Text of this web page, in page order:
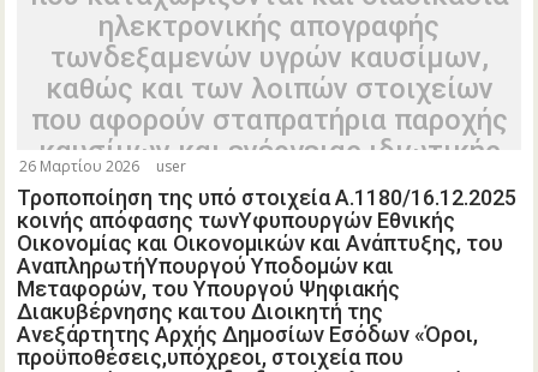
ηλεκτρονικής απογραφής
τωνδεξαμενών υγρών καυσίμων,
καθώς και των λοιπών στοιχείων
που αφορούν σταπρατήρια παροχής
καυσίμων και ενέργειας ιδιωτικής
χρήσης της παρ. 7 του άρθρου114
του ν. 4070/2012, στο Μητρώο
Δεξαμενών Πρατηρίων Παροχής
Καυσίμων καιΕνέργειας Ιδιωτικής
Χρήσης, καθώς και το ακριβές
χρονοδιάγραμμα εφαρμογής και
26 Μαρτίου 2026 user
Τροποποίηση της υπό στοιχεία Α.1180/16.12.2025
κοινής απόφασης τωνΥφυπουργών Εθνικής
Οικονομίας και Οικονομικών και Ανάπτυξης, του
ΑναπληρωτήΥπουργού Υποδομών και
Μεταφορών, του Υπουργού Ψηφιακής
Διακυβέρνησης καιτου Διοικητή της
Ανεξάρτητης Αρχής Δημοσίων Εσόδων «Όροι,
προϋποθέσεις,υπόχρεοι, στοιχεία που